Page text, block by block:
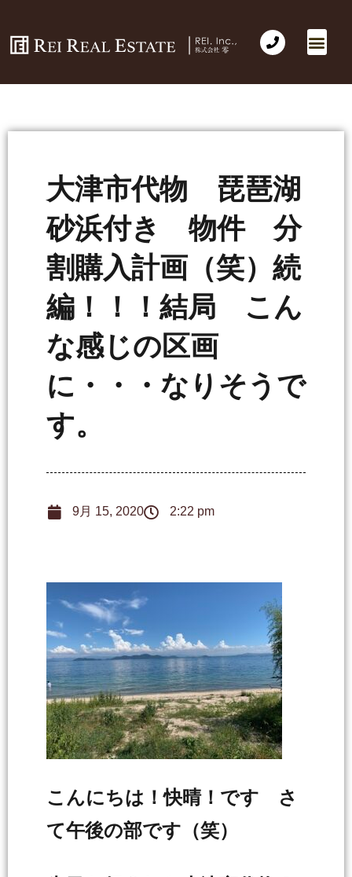
大津市代物 琵琶湖
砂浜付き 物件 分
割購入計画（笑）続
編！！！結局 こん
な感じの区画
に・・・なりそうで
す。
9月 15, 2020 2:22 pm
こんにちは！快晴！です さ
て午後の部です（笑）